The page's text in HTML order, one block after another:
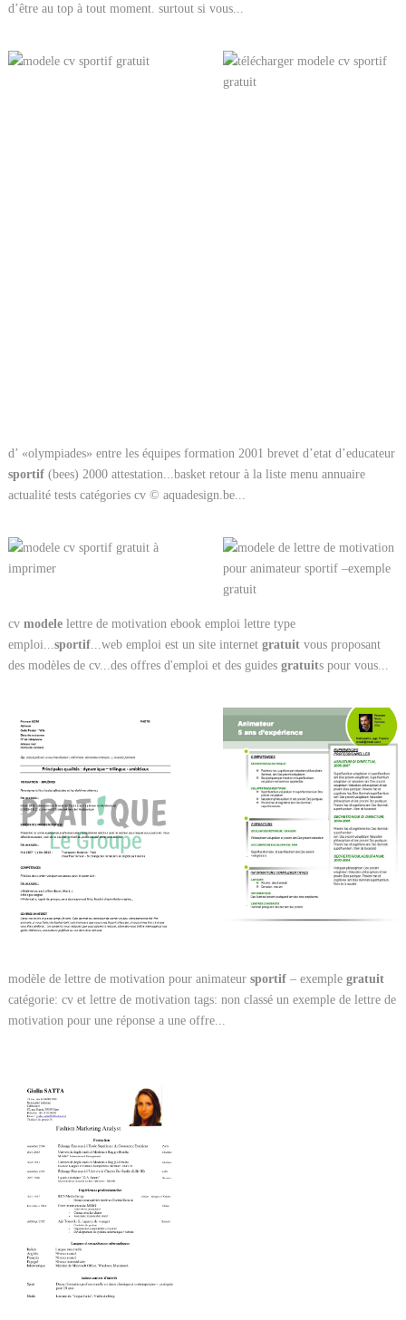
d’être au top à tout moment. surtout si vous...
d’ «olympiades» entre les équipes formation 2001 brevet d’etat d’educateur
sportif(bees) 2000 attestation...basket retour à la liste menu annuaire
actualité tests catégories cv © aquadesign.be...
cv modelelettre de motivation ebook emploi lettre type
emploi... sportif...web emploi est un site internet gratuitvous proposant
des modèles de cv...des offres d'emploi et des guides gratuits pour vous...
modèle de lettre de motivation pour animateur sportif– exemple gratuit
catégorie: cv et lettre de motivation tags: non classé un exemple de lettre de
motivation pour une réponse a une offre...